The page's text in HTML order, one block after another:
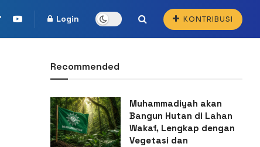
Login KONTRIBUSI
Recommended
Muhammadiyah akan
Bangun Hutan di Lahan
Wakaf, Lengkap dengan
Vegetasi dan